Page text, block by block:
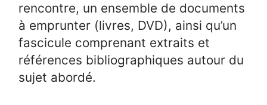
rencontre, un ensemble de documents
à emprunter (livres, DVD), ainsi qu’un
fascicule comprenant extraits et
références bibliographiques autour du
sujet abordé.